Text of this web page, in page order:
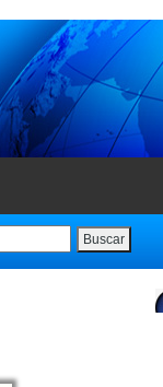
Buscar